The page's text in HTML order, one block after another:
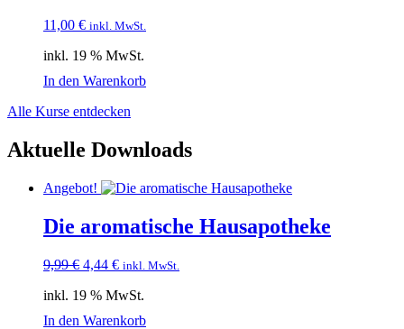
11,00 € inkl. MwSt.
inkl. 19 % MwSt.
In den Warenkorb
Alle Kurse entdecken
Aktuelle Downloads
Angebot!
Die aromatische Hausapotheke
9,99€ Ursprünglicher
war:
9,99 €
4,44 €Aktueller
ist:
4,44 €.
inkl. MwSt.
inkl. 19 % MwSt.
In den Warenkorb